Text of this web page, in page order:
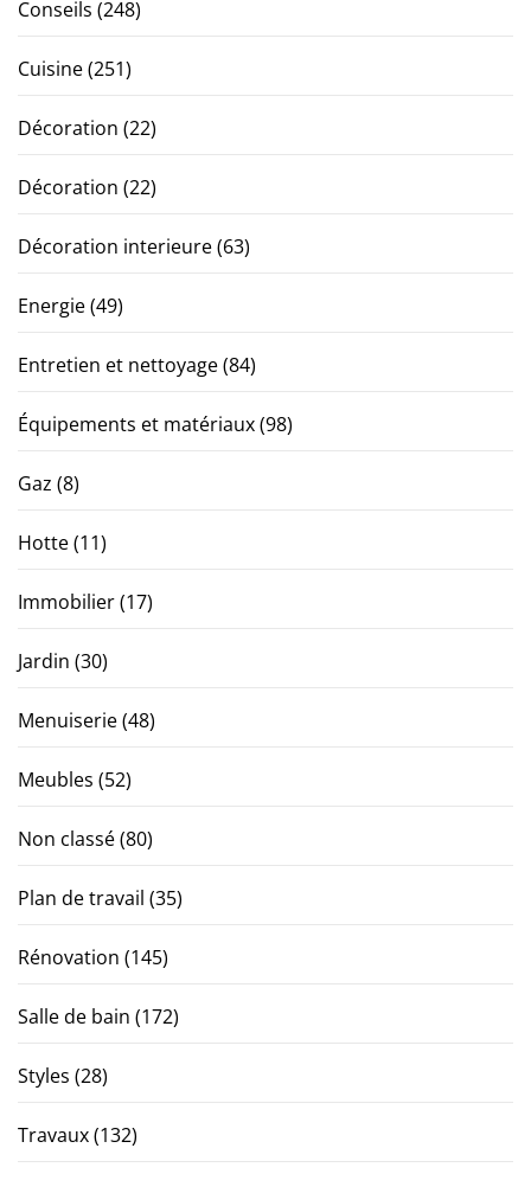
Conseils (248)
Cuisine(251)
Décoration (22)
Décoration (22)
Décoration interieure(63)
Energie(49)
Entretien et nettoyage(84)
Équipements et matériaux(98)
Gaz (8)
Hotte(11)
Immobilier(17)
Jardin (30)
Menuiserie(48)
Meubles (52)
Non classé(80)
Plan de travail (35)
Rénovation (145)
Salle de bain (172)
Styles (28)
Travaux(132)